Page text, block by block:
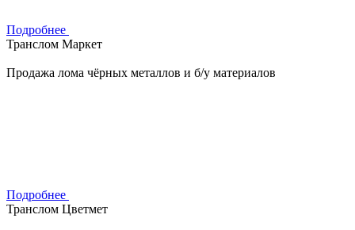
Подробнее
Транслом Маркет
Продажа лома чёрных металлов и б/у материалов
Подробнее
Транслом Цветмет